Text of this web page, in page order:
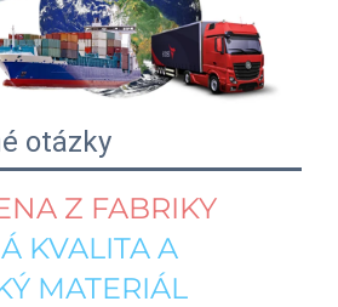
otázky
Z FABRIKY
KVALITA A
MATERIÁL